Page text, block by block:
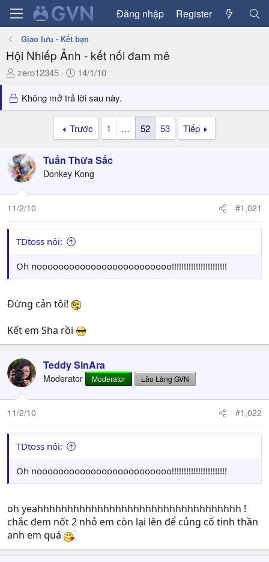
Đăng nhập Register
Giao lưu - Kết bạn
Hội Nhiếp Ảnh - kết nối đam mê
T
r
e
t
a
r
e
r
zero12345
N
à
y
ử
14/1/10
Không mở trả lời sau này.
Trước 1 … 52 53 Tiếp
Tuấn Thừa Sắc
Donkey Kong
11/2/10 #1,021
TDtoss nói:
Oh nooooooooooooooooooooooooo!!!!!!!!!!!!!!!!!!!!!!!
Đừng cản tôi!
Kết em Sha rồi
Teddy SinAra
Moderator Moderator Lão Làng GVN
11/2/10 #1,022
TDtoss nói:
Oh nooooooooooooooooooooooooo!!!!!!!!!!!!!!!!!!!!!!!
oh yeahhhhhhhhhhhhhhhhhhhhhhhhhhhhhhhhhh !
chắc đem nốt 2 nhỏ em còn lại lên để củng cố tinh thần
anh em quá